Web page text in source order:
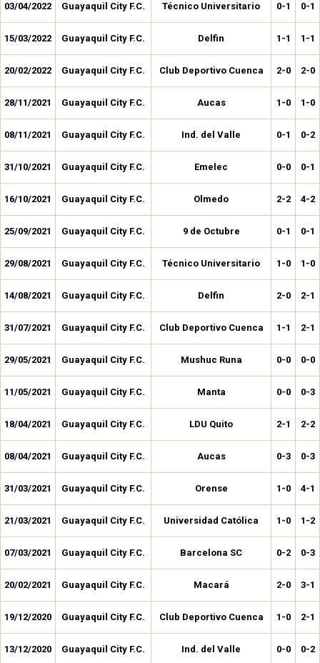
03/04/2022 Guayaquil City F.C. Técnico Universitario 0-1 0-1
15/03/2022 Guayaquil City F.C. Delfin 1-1 1-1
20/02/2022 Guayaquil City F.C. Club Deportivo Cuenca 2-0 2-0
28/11/2021 Guayaquil City F.C. Aucas 1-0 1-0
08/11/2021 Guayaquil City F.C. Ind. del Valle 0-1 0-2
31/10/2021 Guayaquil City F.C. Emelec 0-0 0-1
16/10/2021 Guayaquil City F.C. Olmedo 2-2 4-2
25/09/2021 Guayaquil City F.C. 9 de Octubre 0-1 0-1
29/08/2021 Guayaquil City F.C. Técnico Universitario 1-0 1-0
14/08/2021 Guayaquil City F.C. Delfin 2-0 2-1
31/07/2021 Guayaquil City F.C. Club Deportivo Cuenca 1-1 2-1
29/05/2021 Guayaquil City F.C. Mushuc Runa 0-0 0-0
11/05/2021 Guayaquil City F.C. Manta 0-0 0-3
18/04/2021 Guayaquil City F.C. LDU Quito 2-1 2-2
08/04/2021 Guayaquil City F.C. Aucas 0-3 0-3
31/03/2021 Guayaquil City F.C. Orense 1-0 4-1
21/03/2021 Guayaquil City F.C. Universidad Católica 1-0 1-2
07/03/2021 Guayaquil City F.C. Barcelona SC 0-2 0-3
20/02/2021 Guayaquil City F.C. Macará 2-0 3-1
19/12/2020 Guayaquil City F.C. Club Deportivo Cuenca 1-0 2-1
13/12/2020 Guayaquil City F.C. Ind. del Valle 0-0 0-2